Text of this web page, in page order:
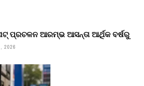
ପ୍ରଚଳନ ଆରମ୍ଭ ଆସନ୍ତା ଆର୍ଥିକ ବର୍ଷରୁ
2026